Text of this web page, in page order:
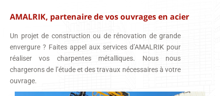
AMALRIK, partenaire de vos ouvrages en acier
Un projet de construction ou de rénovation de grande
envergure ? Faites appel aux services d’AMALRIK pour
réaliser vos charpentes métalliques. Nous nous
chargerons de l’étude et des travaux nécessaires à votre
ouvrage.